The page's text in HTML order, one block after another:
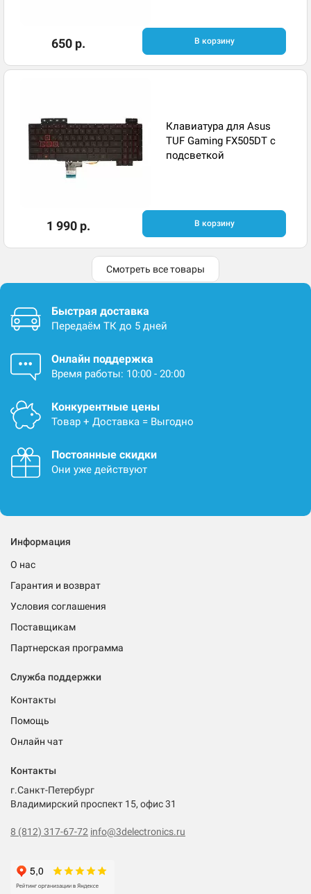
650 р. В корзину
Клавиатура для Asus
TUF Gaming FX505DT с
подсветкой
1 990 р. В корзину
Смотреть все товары
Быстрая доставка
Передаём ТК до 5 дней
Онлайн поддержка
Время работы: 10:00 - 20:00
Конкурентные цены
Товар + Доставка = Выгодно
Постоянные скидки
Они уже действуют
Информация
О нас
Гарантия и возврат
Условия соглашения
Поставщикам
Партнерская программа
Служба поддержки
Контакты
Помощь
Онлайн чат
Контакты
г.Санкт-Петербург
Владимирский проспект 15, офис 31
8 (812) 317-67-72 info@3delectronics.ru